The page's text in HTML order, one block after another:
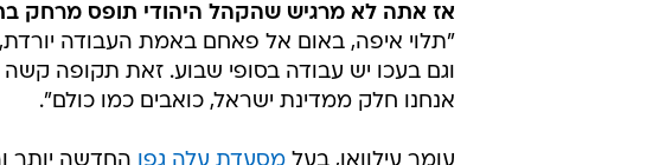
אז אתה לא מרגיש שהקהל היהודי תופס מרחק
"תלוי איפה, באום אל פאחם באמת העבודה
וגם בעכו יש עבודה בסופי שבוע. זאת תקופה
אנחנו חלק ממדינת ישראל, כואבים כמו כולם".
עומר עילוואן, בעל מסעדת עלה גפן החדשה יותר